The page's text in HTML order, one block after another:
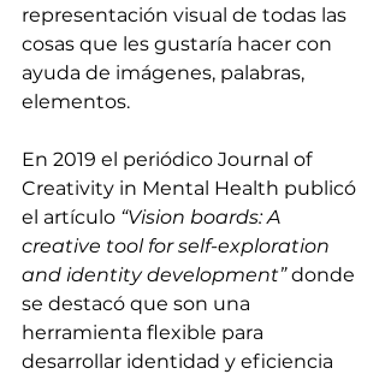
representación visual de todas las
cosas que les gustaría hacer con
ayuda de imágenes, palabras,
elementos.
En 2019 el periódico Journal of
Creativity in Mental Health publicó
el artículo “Vision boards: A
creative tool for self-exploration
and identity development” donde
se destacó que son una
herramienta flexible para
desarrollar identidad y eficiencia